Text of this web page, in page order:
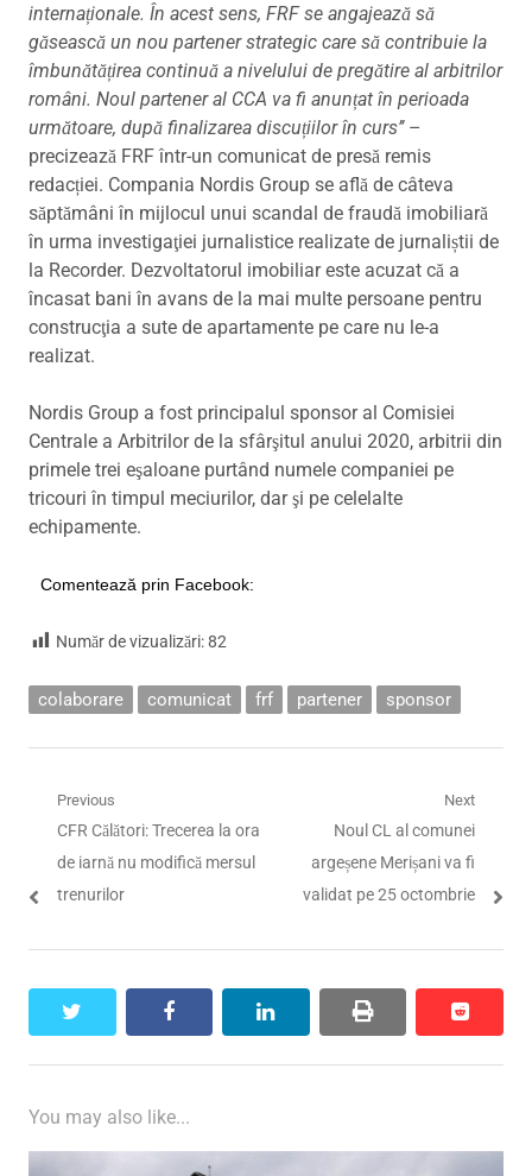
internaționale. În acest sens, FRF se angajează să
găsească un nou partener strategic care să contribuie la
îmbunătățirea continuă a nivelului de pregătire al arbitrilor
români. Noul partener al CCA va fi anunțat în perioada
următoare, după finalizarea discuțiilor în curs’’ –
precizează FRF într-un comunicat de presă remis
redacției. Compania Nordis Group se află de câteva
săptămâni în mijlocul unui scandal de fraudă imobiliară
în urma investigaţiei jurnalistice realizate de jurnaliștii de
la Recorder. Dezvoltatorul imobiliar este acuzat că a
încasat bani în avans de la mai multe persoane pentru
construcţia a sute de apartamente pe care nu le-a
realizat.
Nordis Group a fost principalul sponsor al Comisiei
Centrale a Arbitrilor de la sfârşitul anului 2020, arbitrii din
primele trei eşaloane purtând numele companiei pe
tricouri în timpul meciurilor, dar şi pe celelalte
echipamente.
Comentează prin Facebook:
Număr de vizualizări:82
colaborare comunicat frf partener sponsor
Navigare
articole
Previous
Previous
post:
CFR Călători: Trecerea la ora
de iarnă nu modifică mersul
trenurilor
Next
Next
post:
Noul CL al comunei
argeșene Merișani va fi
validat pe 25 octombrie
facebook linkedin print reddit
reddit
You may also like...